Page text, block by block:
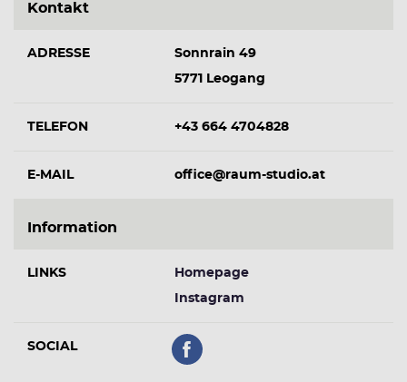
Kontakt
ADRESSE
Sonnrain 49
5771 Leogang
TELEFON +43 664 4704828
E-MAIL office@raum-studio.at
Information
LINKS
Homepage
Instagram
SOCIAL